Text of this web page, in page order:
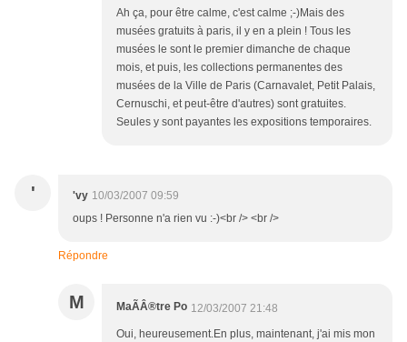
Ah ça, pour être calme, c'est calme ;-)Mais des
musées gratuits à paris, il y en a plein ! Tous les
musées le sont le premier dimanche de chaque
mois, et puis, les collections permanentes des
musées de la Ville de Paris (Carnavalet, Petit Palais,
Cernuschi, et peut-être d'autres) sont gratuites.
Seules y sont payantes les expositions temporaires.
' 'vy 10/03/2007 09:59
oups ! Personne n'a rien vu :-)<br /> <br />
Répondre
M MaÃÂ®tre Po 12/03/2007 21:48
Oui, heureusement.En plus, maintenant, j'ai mis mon